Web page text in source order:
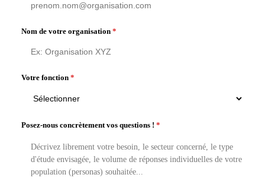
Nom de votre organisation *
Votre fonction *
Posez-nous concrètement vos questions ! *